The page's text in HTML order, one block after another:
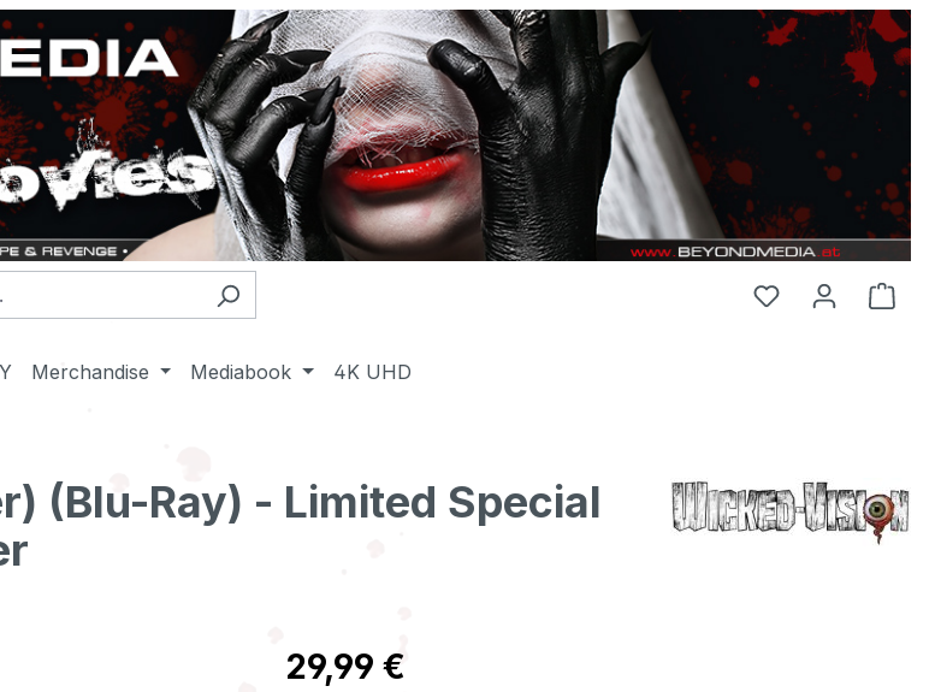
Merchandise Mediabook 4K UHD
(Blu-Ray) - Limited Special
Regulärer Preis:
29,99 €